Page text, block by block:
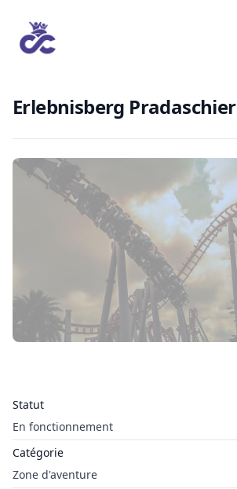
Erlebnisberg Pradaschier
Statut
En fonctionnement
Catégorie
Zone d'aventure